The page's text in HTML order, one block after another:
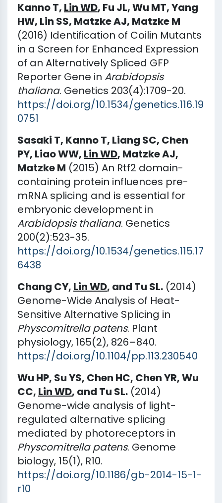
Kanno T, Lin WD, Fu JL, Wu MT, Yang
HW, Lin SS, Matzke AJ, Matzke M
(2016) Identification of Coilin Mutants
in a Screen for Enhanced Expression
of an Alternatively Spliced GFP
Reporter Gene in Arabidopsis
thaliana. Genetics 203(4):1709-20.
https://doi.org/10.1534/genetics.116.19
0751
Sasaki T, Kanno T, Liang SC, Chen
PY, Liao WW, Lin WD, Matzke AJ,
Matzke M (2015) An Rtf2 domain-
containing protein influences pre-
mRNA splicing and is essential for
embryonic development in
Arabidopsis thaliana. Genetics
200(2):523-35.
https://doi.org/10.1534/genetics.115.17
6438
Chang CY, Lin WD, and Tu SL. (2014)
Genome-Wide Analysis of Heat-
Sensitive Alternative Splicing in
Physcomitrella patens. Plant
physiology, 165(2), 826–840.
https://doi.org/10.1104/pp.113.230540
Wu HP, Su YS, Chen HC, Chen YR, Wu
CC, Lin WD, and Tu SL. (2014)
Genome-wide analysis of light-
regulated alternative splicing
mediated by photoreceptors in
Physcomitrella patens. Genome
biology, 15(1), R10.
https://doi.org/10.1186/gb-2014-15-1-
r10